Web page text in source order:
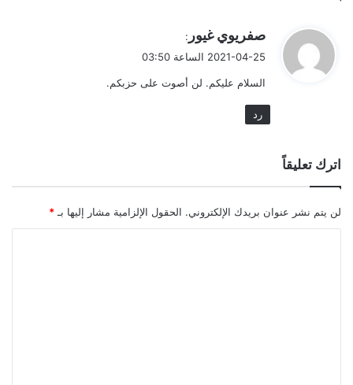
ي
ل
صفريوي غيور :
2021-04-25 الساعة 03:50
السلام عليكم. لن أصوت على حزبكم.
رد
اترك تعليقاً
لن يتم نشر عنوان بريدك الإلكتروني. الحقول الإلزامية مشار إليها بـ *